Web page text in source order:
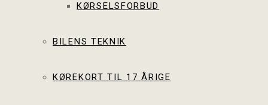
KØRSELSFORBUD
BILENS TEKNIK
KØREKORT TIL 17 ÅRIGE